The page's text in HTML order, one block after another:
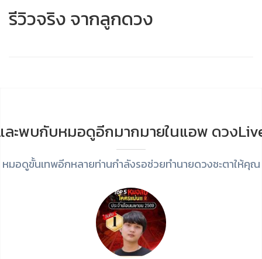
รีวิวจริง จากลูกดวง
ละพบกับหมอดูอีกมากมายในแอพ ดวง
หมอดูขั้นเทพอีกหลายท่านกำลังรอช่วยทำนายดวงชะตาให้คุณ